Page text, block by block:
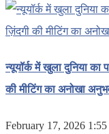
न्यूयॉर्क में खुला दुनिया
की मीटिंग का अनोखा
February 17, 2026